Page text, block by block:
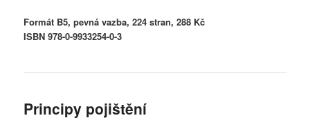
Formát B5, pevná vazba, 224 stran, 288 Kč
ISBN 978-0-9933254-0-3
Principy pojištění